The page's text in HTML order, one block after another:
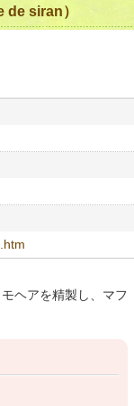
de siran）
ヘアを精製し、マフ